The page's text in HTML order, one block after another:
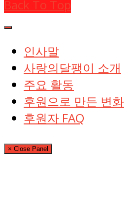
Back To Top
인사말
사랑의달팽이 소개
주요 활동
후원으로 만든 변화
후원자 FAQ
× Close Panel